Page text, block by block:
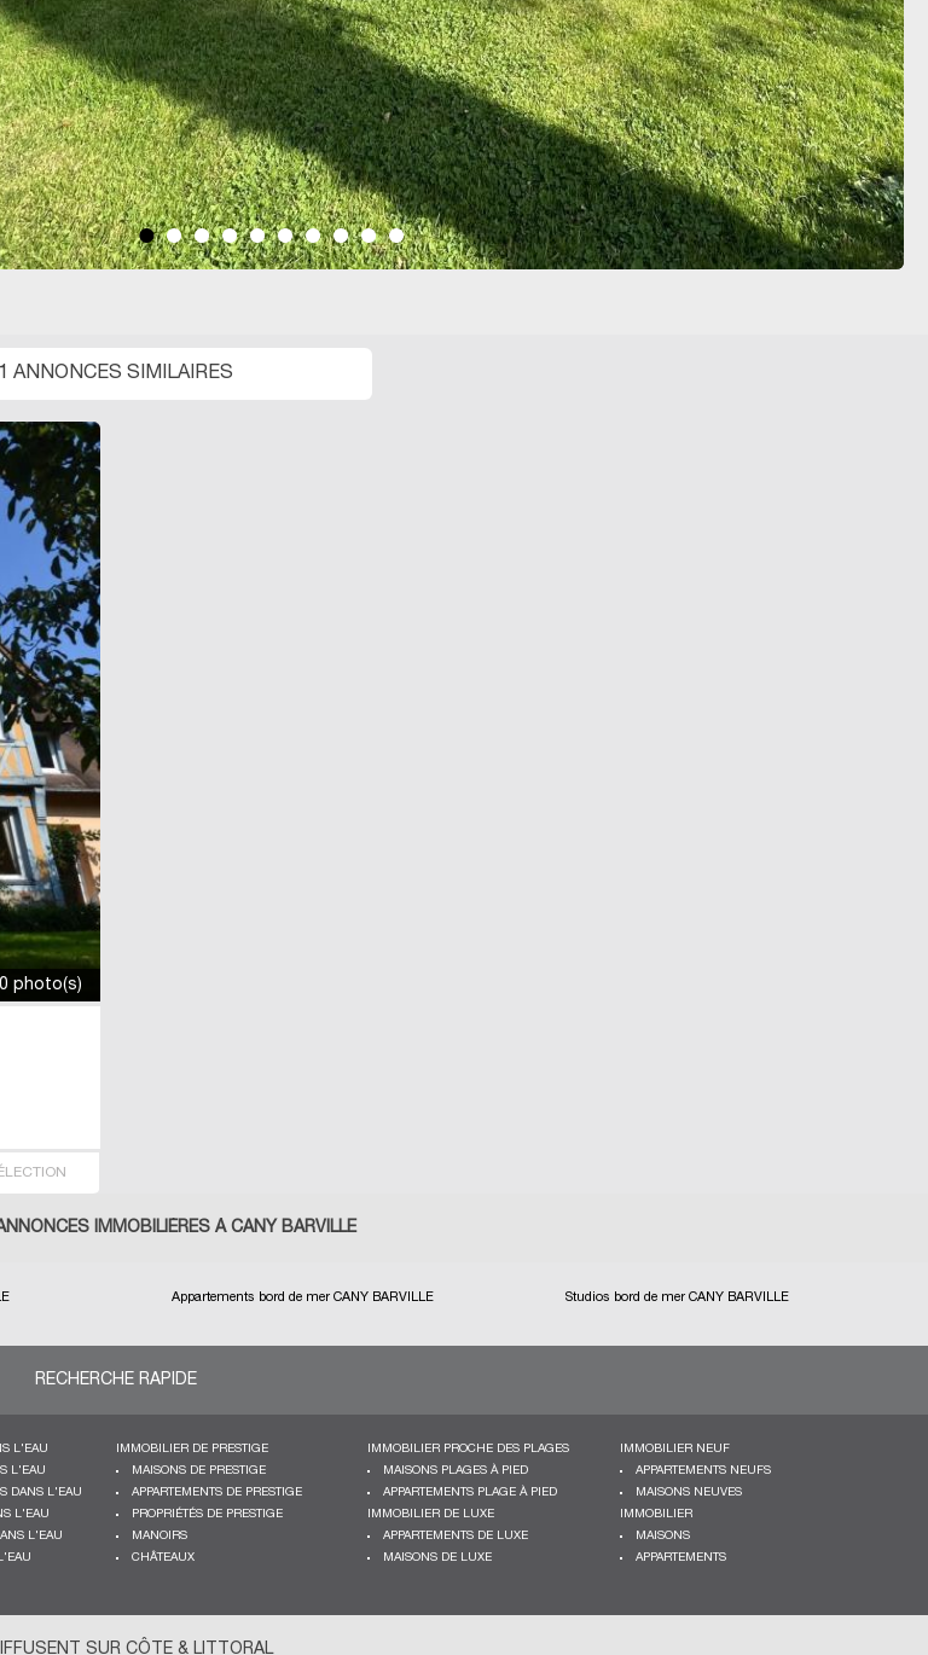
1 ANNONCES SIMILAIRES
photo(s)
IMMOBILIÈRES À CANY BARVILLE
Appartements bord de mer CANY BARVILLE
Studios bord de mer CANY BARVILLE
RECHERCHE RAPIDE
L'EAU
L'EAU
DANS L'EAU
L'EAU
L'EAU
IMMOBILIER DE PRESTIGE
MAISONS DE PRESTIGE
APPARTEMENTS DE PRESTIGE
PROPRIÉTÉS DE PRESTIGE
MANOIRS
CHÂTEAUX
IMMOBILIER PROCHE DES PLAGES
MAISONS PLAGES À PIED
APPARTEMENTS PLAGE À PIED
IMMOBILIER NEUF
APPARTEMENTS NEUFS
MAISONS NEUVES
IMMOBILIER DE LUXE
APPARTEMENTS DE LUXE
MAISONS DE LUXE
IMMOBILIER
MAISONS
APPARTEMENTS
SUR CÔTE & LITTORAL